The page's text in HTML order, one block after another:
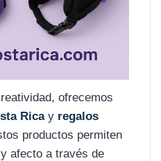
ofrecemos
Ricay regalos
productos permiten
afecto a través de